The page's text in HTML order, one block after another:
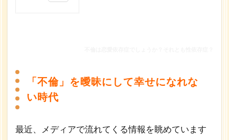
1
ょう
か？
それ
性依
存
「不倫」を曖昧にして幸せになれな
い時代
最近、メディアで流れてくる情報を眺めています